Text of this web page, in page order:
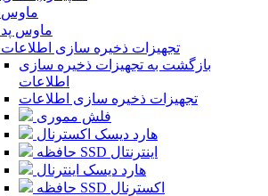
ماوس
ماوس پد
تجهیزات ذخیره سازی اطلاعات
بازگشت به تجهیزات ذخیره سازی
اطلاعات
تجهیزات ذخیره سازی اطلاعات
فلش مموری
هارد دیسک اکسترنال
حافظه SSD اینترنتال
هارد دیسک اینترنال
حافظه SSD اکسترنال